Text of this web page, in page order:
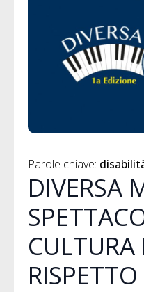
Parole chiave:
DIVERSA
CULTURA
RISPETTO